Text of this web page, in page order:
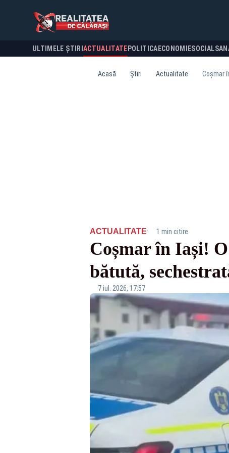
ULTIMELE ȘTIRI ACTUALITATE POLITICA ECONOMIESOCIAL
Acasă Știri Actualitate Coșmar
ACTUALITATE· 1 min citire
Coșmar în Iași!
bătută,
7 iul. 2026, 17:57